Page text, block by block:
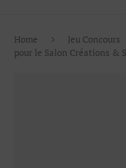
Home Jeu Concours
pour le Salon Créations &